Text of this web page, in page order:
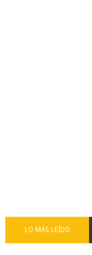
LO MÁS LEÍDO